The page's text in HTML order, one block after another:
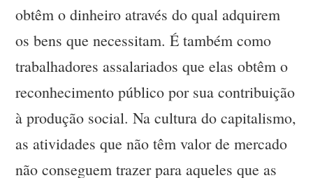
obtêm o dinheiro através do qual adquirem
os bens que necessitam. É também como
trabalhadores assalariados que elas obtêm o
reconhecimento público por sua contribuição
à produção social. Na cultura do capitalismo,
as atividades que não têm valor de mercado
não conseguem trazer para aqueles que as